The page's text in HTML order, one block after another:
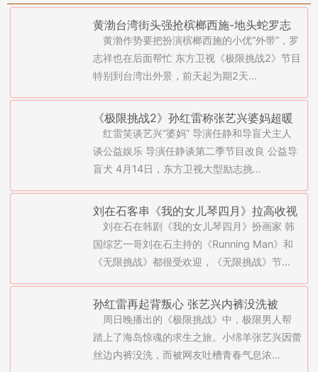
黄渤台湾街头强抢槟榔西施-地头蛇罗志
祥海放张艺兴黄磊(图)
黄渤作势要把扮演槟榔西施的小优“外带”，罗
志祥也在后面帮忙 东方卫视《极限挑战2》节目
特别到台湾出外景，前天起为期2天...
《极限挑战2》孙红雷称张艺兴婆妈超暖
心
红雷笑谈艺兴“婆妈” 导演任静和导盲犬主人
谈公益娱乐 导演任静谈第二季节目改良 公益导
盲犬 4月14日，东方卫视大型励志挑...
刘在石客串《我的女儿琴四月》拉高收视
率-EXO张艺兴走光(图)
刘在石在韩剧《我的女儿琴四月》扮画家 韩
国综艺一哥刘在石主持的《Running Man》和
《无限挑战》都很受欢迎，《无限挑战》节...
孙红雷再起背叛心 张艺兴内裤没洗被
指“气息浓”
周日晚播出的《极限挑战》中，极限男人帮
踏上了海岛惊魂的求生之旅。小绵羊张艺兴因蕾
丝边内裤没洗，而被网友吐槽青春气息浓...